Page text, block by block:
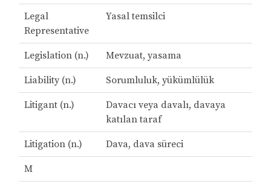
Legal
Representative
Yasal temsilci
Legislation (n.) Mevzuat, yasama
Liability (n.) Sorumluluk, yükümlülük
Litigant (n.)
Davacı veya davalı, davaya
katılan taraf
Litigation (n.) Dava, dava süreci
M